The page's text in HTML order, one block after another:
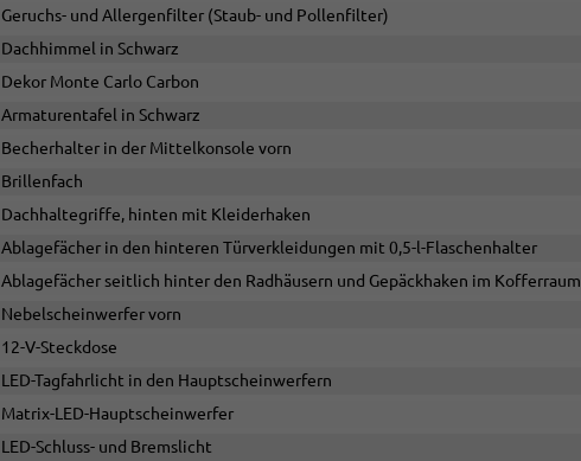
Geruchs- und Allergenfilter (Staub- und Pollenfilter)
Dachhimmel in Schwarz
Dekor Monte Carlo Carbon
Armaturentafel in Schwarz
Becherhalter in der Mittelkonsole vorn
Brillenfach
Dachhaltegriffe, hinten mit Kleiderhaken
Ablagefächer in den hinteren Türverkleidungen mit 0,5-l-Flaschenhalter
Ablagefächer seitlich hinter den Radhäusern und Gepäckhaken im Kofferraum
Nebelscheinwerfer vorn
12-V-Steckdose
LED-Tagfahrlicht in den Hauptscheinwerfern
Matrix-LED-Hauptscheinwerfer
LED-Schluss- und Bremslicht